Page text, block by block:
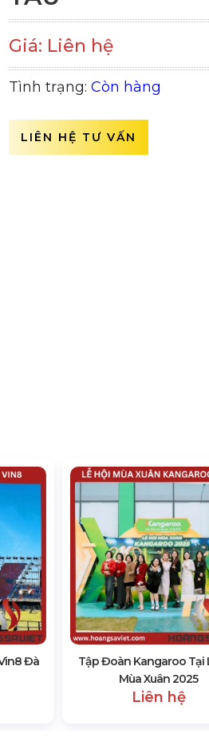
Giá: Liên hệ
Tình trạng: Còn hàng
LIÊN HỆ TƯ VẤN
Đà
Tập Đoàn Kangaroo Tại
Mùa Xuân 2025
Liên hệ